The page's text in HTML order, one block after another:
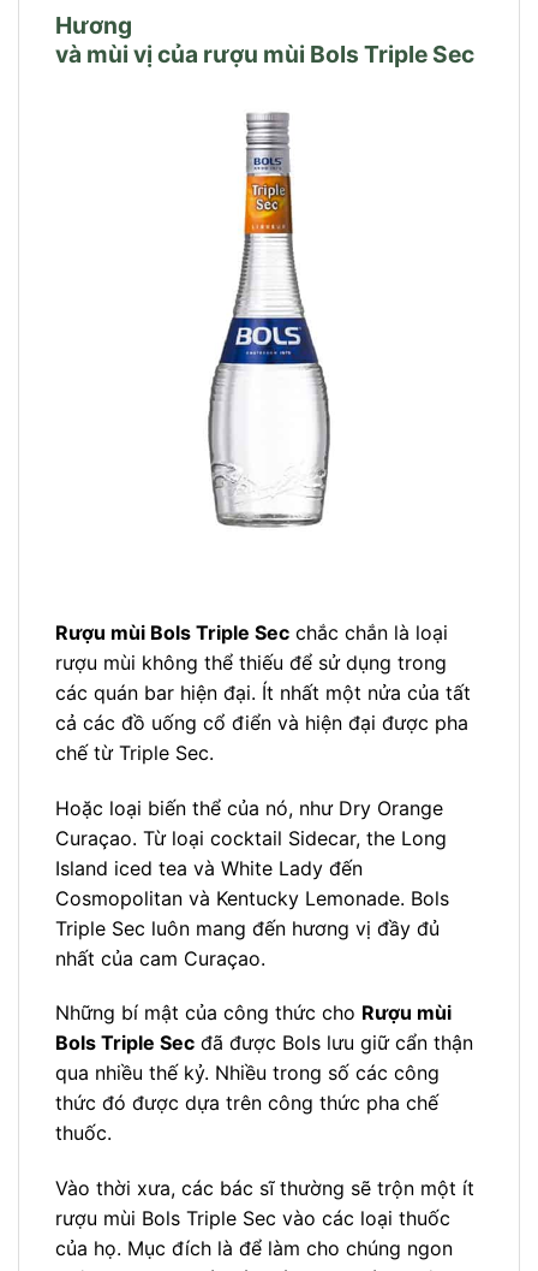
Hương
và mùi vị của rượu mùi Bols Triple Sec
Rượu mùi Bols Triple Sec chắc chắn là loại
rượu mùi không thể thiếu để sử dụng trong
các quán bar hiện đại. Ít nhất một nửa của tất
cả các đồ uống cổ điển và hiện đại được pha
chế từ Triple Sec.
Hoặc loại biến thể của nó, như Dry Orange
Curaçao. Từ loại cocktail Sidecar, the Long
Island iced tea và White Lady đến
Cosmopolitan và Kentucky Lemonade. Bols
Triple Sec luôn mang đến hương vị đầy đủ
nhất của cam Curaçao.
Những bí mật của công thức cho Rượu mùi
Bols Triple Sec đã được Bols lưu giữ cẩn thận
qua nhiều thế kỷ. Nhiều trong số các công
thức đó được dựa trên công thức pha chế
thuốc.
Vào thời xưa, các bác sĩ thường sẽ trộn một ít
rượu mùi Bols Triple Sec vào các loại thuốc
của họ. Mục đích là để làm cho chúng ngon